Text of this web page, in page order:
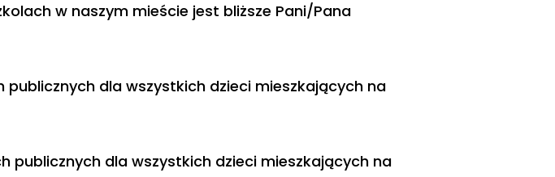
w naszym mieście jest bliższe Pani/Pana
dla wszystkich dzieci mieszkających na
publicznych dla wszystkich dzieci mieszkających na